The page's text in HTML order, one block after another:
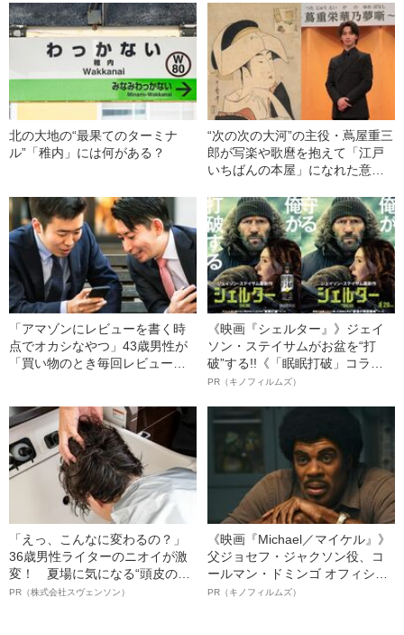
北の大地の“最果てのターミナ
ル”「稚内」には何がある？
“次の次の大河”の主役・蔦屋重三
郎が写楽や歌麿を抱えて「江戸
いちばんの本屋」になれた意外
ど…」
「アマゾンにレビューを書く時
点でオカシなやつ」43歳男性が
「買い物のとき毎回レビューを
《映画『シェルター』》ジェイ
ソン・ステイサムがお盆を“打
破”する!!《「眠眠打破」コラ
ボ》
PR（キノフィルムズ）
「えっ、こんなに変わるの？」
36歳男性ライターのニオイが激
変！ 夏場に気になる“頭皮のニ
オイ”や“ベタつき”を解消す
PR（株式会社スヴェンソン）
《映画『Michael／マイケル』》
父ジョセフ・ジャクソン役、コ
ールマン・ドミンゴ オフィシャ
ルインタビュー“観客を魅了した
PR（キノフィルムズ）